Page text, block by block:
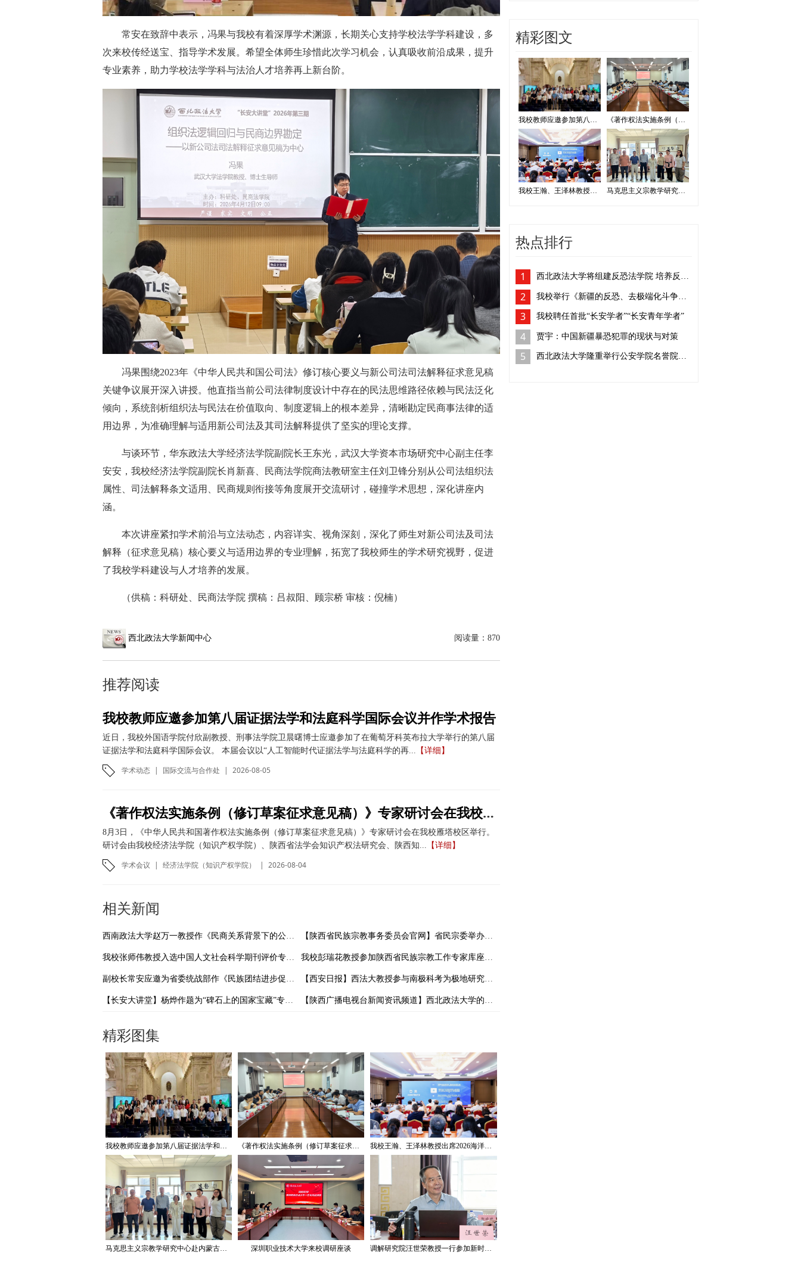
常安在致辞中表示，冯果与我校有着深厚学术渊源，长期关心支持学校法学学科建设，多
次来校传经送宝、指导学术发展。希望全体师生珍惜此次学习机会，认真吸收前沿成果，提升
专业素养，助力学校法学学科与法治人才培养再上新台阶。
冯果围绕2023年《中华人民共和国公司法》修订核心要义与新公司法司法解释征求意见稿
关键争议展开深入讲授。他直指当前公司法律制度设计中存在的民法思维路径依赖与民法泛化
倾向，系统剖析组织法与民法在价值取向、制度逻辑上的根本差异，清晰勘定民商事法律的适
用边界，为准确理解与适用新公司法及其司法解释提供了坚实的理论支撑。
与谈环节，华东政法大学经济法学院副院长王东光，武汉大学资本市场研究中心副主任李
安安，我校经济法学院副院长肖新喜、民商法学院商法教研室主任刘卫锋分别从公司法组织法
属性、司法解释条文适用、民商规则衔接等角度展开交流研讨，碰撞学术思想，深化讲座内
涵。
本次讲座紧扣学术前沿与立法动态，内容详实、视角深刻，深化了师生对新公司法及司法
解释（征求意见稿）核心要义与适用边界的专业理解，拓宽了我校师生的学术研究视野，促进
了我校学科建设与人才培养的发展。
（供稿：科研处、民商法学院 撰稿：吕叔阳、顾宗桥 审核：倪楠）
西北政法大学新闻中心 阅读量： 870
推荐阅读
我校教师应邀参加第八届证据法学和法庭科学国际会议并作学术报告
近日，我校外国语学院付欣副教授、刑事法学院卫晨曙博士应邀参加了在葡萄牙科英布拉大学举行的第八届
证据法学和法庭科学国际会议。 本届会议以“人工智能时代证据法学与法庭科学的再... 【详细】
学术动态 | 国际交流与合作处 | 2026-08-05
《著作权法实施条例（修订草案征求意见稿）》专家研讨会在我校举办
8月3日，《中华人民共和国著作权法实施条例（修订草案征求意见稿）》专家研讨会在我校雁塔校区举行。
研讨会由我校经济法学院（知识产权学院）、陕西省法学会知识产权法研究会、陕西知... 【详细】
学术会议 | 经济法学院（知识产权学院） | 2026-08-04
相关新闻
西南政法大学赵万一教授作《民商关系背景下的公司法及其司法解释》专题讲座 【陕西省民族宗教事务委员会官网】省民宗委举办《中华人民共和国民族团结进步促进法》专题讲座
我校张师伟教授入选中国人文社会科学期刊评价专家委员会名单 我校彭瑞花教授参加陕西省民族宗教工作专家库座谈会
副校长常安应邀为省委统战部作《民族团结进步促进法》专题讲座 【西安日报】西法大教授参与南极科考为极地研究贡献“西安智慧”
【长安大讲堂】杨烨作题为“碑石上的国家宝藏”专题讲座 【陕西广播电视台新闻资讯频道】西北政法大学的王泽林教授去南极啦
精彩图集
我校教师应邀参加第八届证据法学和法庭科学国际会议并作学术报告 《著作权法实施条例（修订草案征求意见稿）》专家研讨会在我校举办 我校王瀚、王泽林教授出席2026海洋治理与发展学术论坛
马克思主义宗教学研究中心赴内蒙古宗教工作研究会调研座谈 深圳职业技术大学来校调研座谈 调解研究院汪世荣教授一行参加新时代“枫桥经验”与社会治理法治体系建设学术研讨会
精彩图文
我校教师应邀参加第八届证据法学和法庭科学国际会议并作学术报告 《著作权法实施条例（修订草案征求意见稿）》专家研讨会在我校举办
我校王瀚、王泽林教授出席2026海洋治理与发展学术论坛 马克思主义宗教学研究中心赴内蒙古宗教工作研究会调研座谈
热点排行
1 西北政法大学将组建反恐法学院 培养反恐法治人才
2 我校举行《新疆的反恐、去极端化斗争与人权保障》白皮书学习座谈会
3 我校聘任首批“长安学者”“长安青年学者”
4 贾宇：中国新疆暴恐犯罪的现状与对策
5 西北政法大学隆重举行公安学院名誉院长、客座教授聘任仪式